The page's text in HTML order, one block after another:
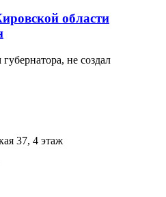
области
не создал
37, 4 этаж